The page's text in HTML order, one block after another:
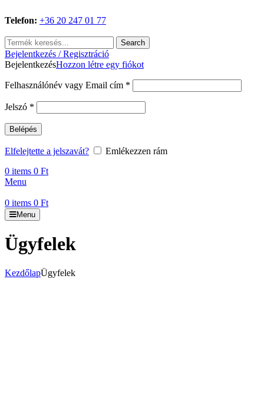
Telefon: +36 20 247 01 77
Search
Bejelentkezés / Regisztráció
BejelentkezésHozzon létre egy fiókot
Felhasználónév vagy Email cím *
Jelszó *
Belépés
Elfelejtette a jelszavát?
Emlékezzen rám
0 items 0 Ft
Menu
0 items 0 Ft
Menu
Ügyfelek
KezdőlapÜgyfelek